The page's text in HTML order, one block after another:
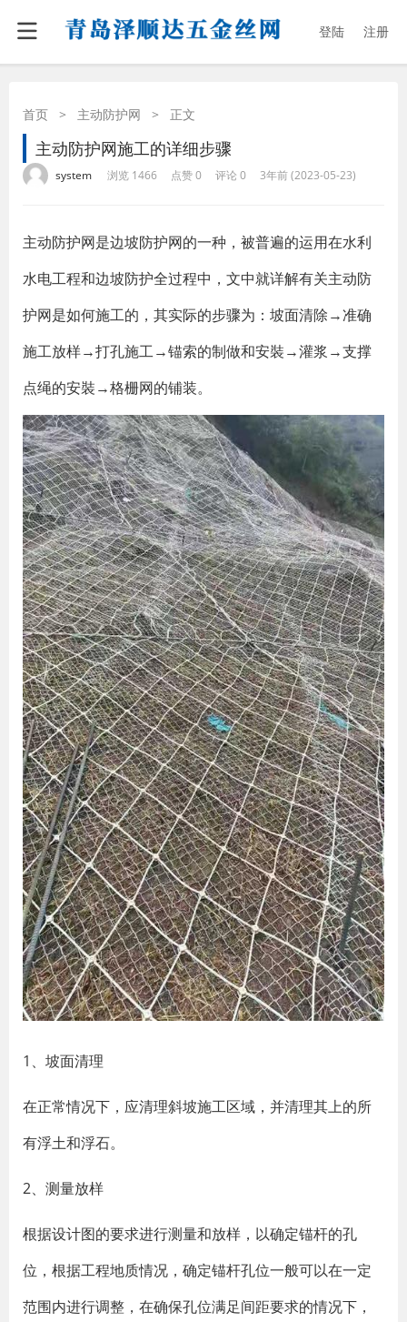
登陆 注册
首页 > 主动防护网 > 正文
主动防护网施工的详细步骤
system 浏览 1466 点赞 0 评论 0 3年前 (2023-05-23)
主动防护网是边坡防护网的一种，被普遍的运用在水利
水电工程和边坡防护全过程中，文中就详解有关主动防
护网是如何施工的，其实际的步骤为：坡面清除→准确
施工放样→打孔施工→锚索的制做和安裝→灌浆→支撑
点绳的安裝→格栅网的铺装。
1、坡面清理
在正常情况下，应清理斜坡施工区域，并清理其上的所
有浮土和浮石。
2、测量放样
根据设计图的要求进行测量和放样，以确定锚杆的孔
位，根据工程地质情况，确定锚杆孔位一般可以在一定
范围内进行调整，在确保孔位满足间距要求的情况下，